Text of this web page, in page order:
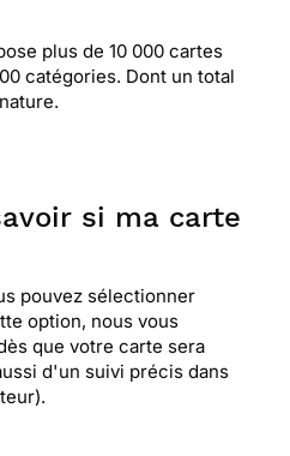
plus de 10 000 cartes
catégories. Dont un total
si ma carte
pouvez sélectionner
option, nous vous
que votre carte sera
d'un suivi précis dans